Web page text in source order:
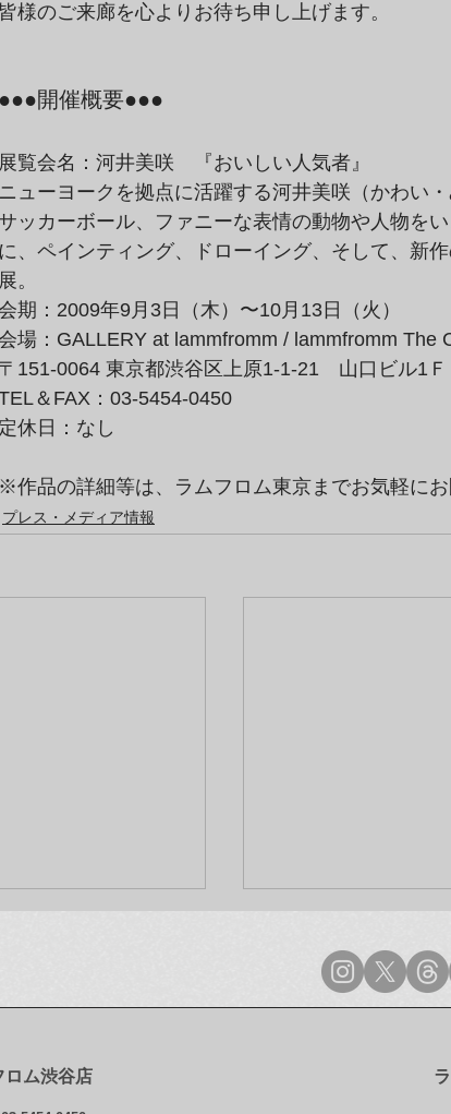
皆様のご来廊を心よりお待ち申し上げます。
●●●開催概要●●●
展覧会名：河井美咲　『おいしい人気者』
ニューヨークを拠点に活躍する河井美咲（かわい
ッカーボール、ファニーな表情の動物や人物を
に、ペインティング、ドローイング、そして、新
展。
期：2009年9月3日（木）〜10月13日（火）
場：GALLERY at lammfromm / lammfromm The
〒151-0064 東京都渋谷区上原1-1-21　山口ビル1Ｆ
＆FAX：03-5454-0450
定休日：なし
※作品の詳細等は、ラムフロム東京までお気軽にお
プレス・メディア情報
ロム渋谷店